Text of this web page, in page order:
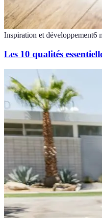
Inspiration et développement6
Les 10 qualités